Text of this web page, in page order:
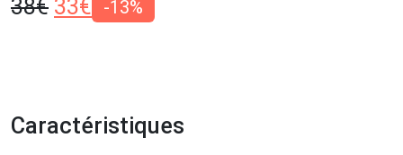
38€ 33€ -13%
Caractéristiques